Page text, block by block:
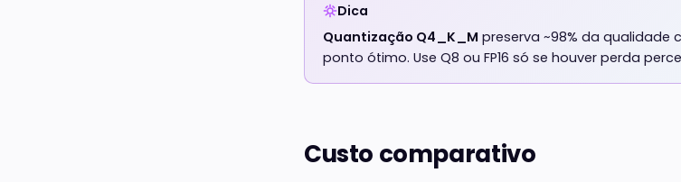
Dica
Quantização Q4_K_M preserva ~98% da qualidade
ponto ótimo. Use Q8 ou FP16 só se houver perda
Custo comparativo